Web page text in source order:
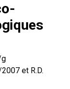
g
et R.D.